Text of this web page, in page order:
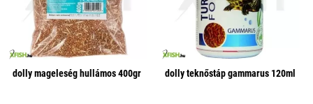
dolly mageleség hullámos 400gr dolly teknőstáp gammarus 120ml